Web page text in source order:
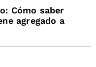
Cómo saber
agregado a